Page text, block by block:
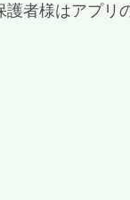
護者様はアプリ